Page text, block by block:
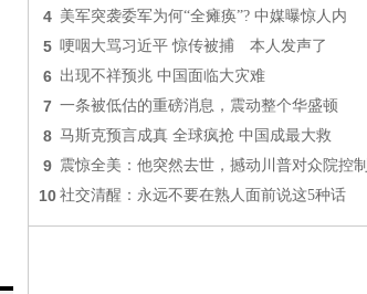
4 美军突袭委军为何“全瘫痪”? 中媒曝惊人内
5 哽咽大骂习近平 惊传被捕 本人发声了
6 出现不祥预兆 中国面临大灾难
7 一条被低估的重磅消息，震动整个华盛顿
8 马斯克预言成真 全球疯抢 中国成最大救
9 震惊全美：他突然去世，撼动川普对众院控制
10 社交清醒：永远不要在熟人面前说这5种话